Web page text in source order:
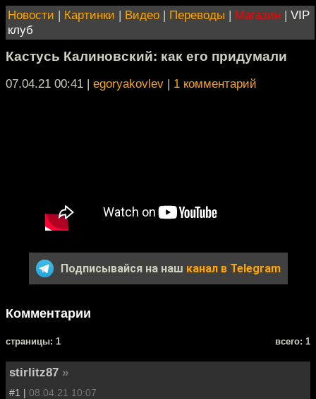
Новости | Картинки | Видео | Переводы | Магазин | VIP
клуб
Кастусь Калиновский: как его придумали
07.04.21 00:41 | egoryakovlev | 1 комментарий
Подписывайся на наш канал в Telegram
Комментарии
cтраницы: 1 всего: 1
stirlitz87 »
#1 | 08.04.21 10:07